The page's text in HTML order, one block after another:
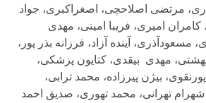
مرتضی اصلاحچی، اصغراکبری، جواد
کامران امیری، فریبا امینی، مهدی
مسعودآذری، آینده آزاد، فرزانه بذر پور،
مهدی بیقدی، کتایون پزشکی،
بیژن پیرزاده، محمد ترابی،
تهرانی، محمد تهوری، صدیق احمد